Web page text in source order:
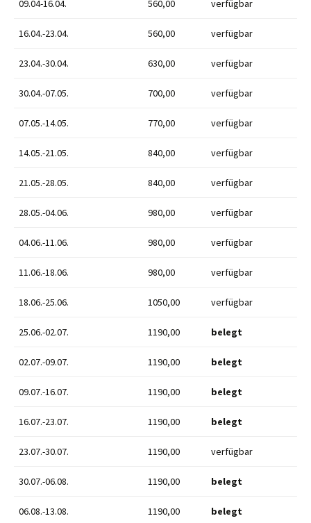
09.04-16.04. 560,00 verfügbar
16.04.-23.04. 560,00 verfügbar
23.04.-30.04. 630,00 verfügbar
30.04.-07.05. 700,00 verfügbar
07.05.-14.05. 770,00 verfügbar
14.05.-21.05. 840,00 verfügbar
21.05.-28.05. 840,00 verfügbar
28.05.-04.06. 980,00 verfügbar
04.06.-11.06. 980,00 verfügbar
11.06.-18.06. 980,00 verfügbar
18.06.-25.06. 1050,00 verfügbar
25.06.-02.07. 1190,00 belegt
02.07.-09.07. 1190,00 belegt
09.07.-16.07. 1190,00 belegt
16.07.-23.07. 1190,00 belegt
23.07.-30.07. 1190,00 verfügbar
30.07.-06.08. 1190,00 belegt
06.08.-13.08. 1190,00 belegt